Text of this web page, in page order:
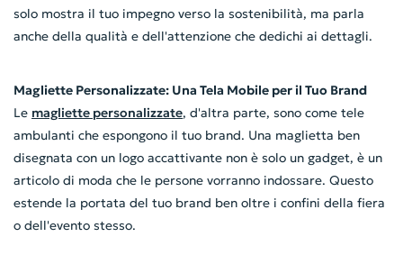
solo mostra il tuo impegno verso la sostenibilità, ma parla
anche della qualità e dell'attenzione che dedichi ai dettagli.
Magliette Personalizzate: Una Tela Mobile per il Tuo Brand
Le magliette personalizzate, d'altra parte, sono come tele
ambulanti che espongono il tuo brand. Una maglietta ben
disegnata con un logo accattivante non è solo un gadget, è un
articolo di moda che le persone vorranno indossare. Questo
estende la portata del tuo brand ben oltre i confini della fiera
o dell'evento stesso.